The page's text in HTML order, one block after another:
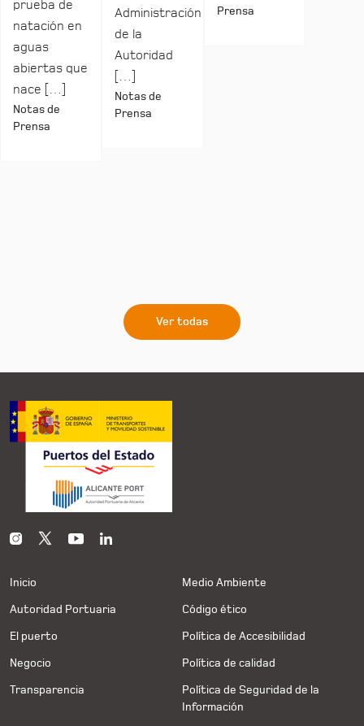
prueba de
natación en
aguas
abiertas que
nace […]
Notas de
Prensa
Administración
de la
Autoridad
Notas de
Prensa
Prensa
Ver todas
Inicio
Autoridad Portuaria
El puerto
Negocio
Transparencia
Medio Ambiente
Código ético
Política de Accesibilidad
Política de calidad
Política de Seguridad de la
Información